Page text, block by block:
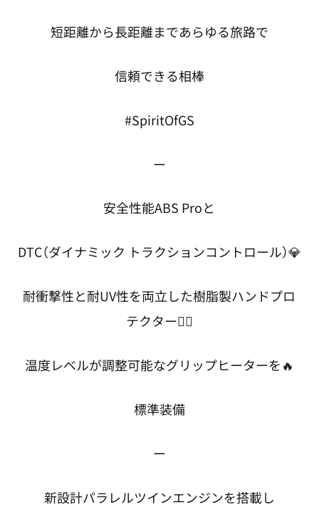
短距離から長距離まであらゆる旅路で
信頼できる相棒
#SpiritOfGS
ー
安全性能ABS Proと
DTC（ダイナミック トラクションコントロール）💎
耐衝撃性と耐UV性を両立した樹脂製ハンドプロ
テクター🖐🏻
温度レベルが調整可能なグリップヒーターを🔥
標準装備
ー
新設計パラレルツインエンジンを搭載し